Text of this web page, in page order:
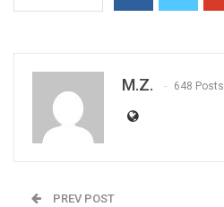
M.Z. 648 Posts
PREV POST